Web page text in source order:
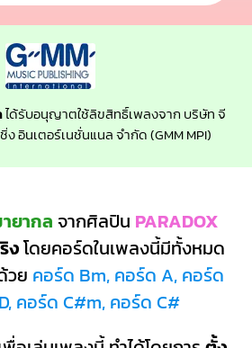
ได้รับอนุญาตใช้ลิขสิทธิ์เพลงจาก บริษัท จี
อินเตอร์เนชั่นแนล จำกัด (GMM MPI)
ยากล จากศิลปิน PARADOX
งโดยคอร์ดในเพลงนี้มีทั้งหมด
วย คอร์ด Bm, คอร์ด A, คอร์ด
คอร์ด C#m, คอร์ด C#